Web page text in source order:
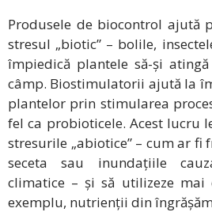
Produsele de biocontrol ajută
stresul „biotic” – bolile,
împiedică plantele să-și
câmp. Biostimulatorii ajută la
plantelor prin stimularea
fel ca probioticele. Acest lucru
stresurile „abiotice” – cum ar fi
seceta sau inundațiile
climatice – și să utilizeze mai
exemplu, nutrienții din